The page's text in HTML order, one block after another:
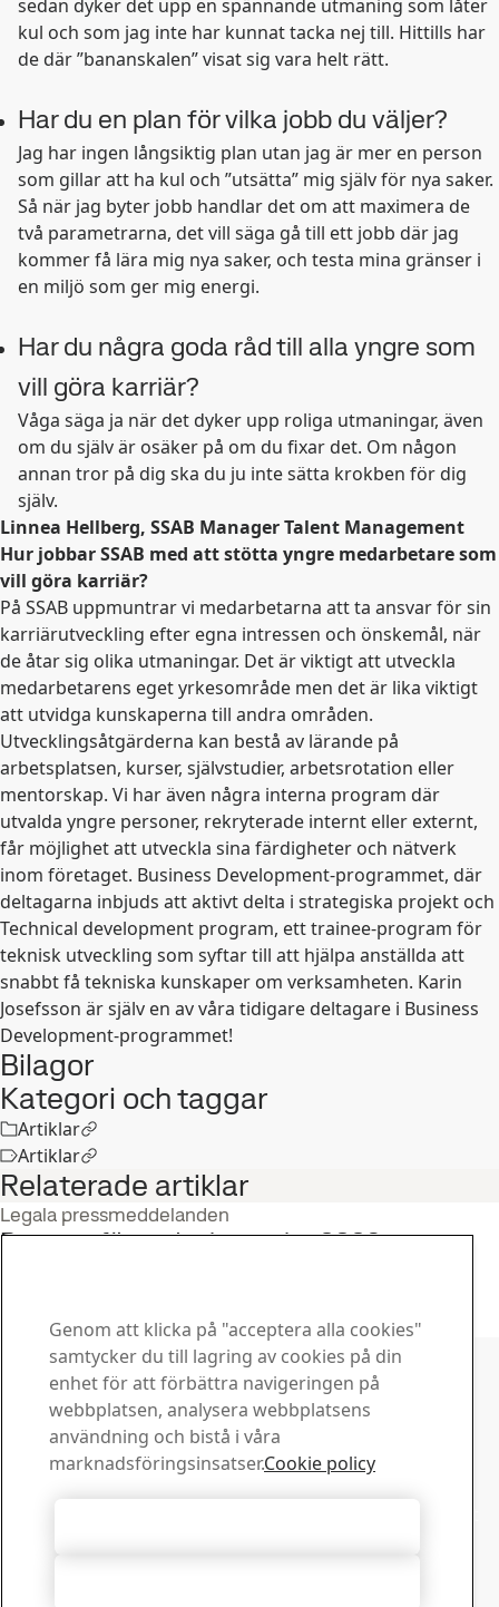
sedan dyker det upp en spännande utmaning som låter
kul och som jag inte har kunnat tacka nej till. Hittills har
de där ”bananskalen” visat sig vara helt rätt.
Har du en plan för vilka jobb du väljer?
Jag har ingen långsiktig plan utan jag är mer en person
som gillar att ha kul och ”utsätta” mig själv för nya saker.
Så när jag byter jobb handlar det om att maximera de
två parametrarna, det vill säga gå till ett jobb där jag
kommer få lära mig nya saker, och testa mina gränser i
en miljö som ger mig energi.
Har du några goda råd till alla yngre som
vill göra karriär?
Våga säga ja när det dyker upp roliga utmaningar, även
om du själv är osäker på om du fixar det. Om någon
annan tror på dig ska du ju inte sätta krokben för dig
själv.
Linnea Hellberg, SSAB Manager Talent Management
Hur jobbar SSAB med att stötta yngre medarbetare som
vill göra karriär?
På SSAB uppmuntrar vi medarbetarna att ta ansvar för sin
karriärutveckling efter egna intressen och önskemål, när
de åtar sig olika utmaningar. Det är viktigt att utveckla
medarbetarens eget yrkesområde men det är lika viktigt
att utvidga kunskaperna till andra områden.
Utvecklingsåtgärderna kan bestå av lärande på
arbetsplatsen, kurser, självstudier, arbetsrotation eller
mentorskap. Vi har även några interna program där
utvalda yngre personer, rekryterade internt eller externt,
får möjlighet att utveckla sina färdigheter och nätverk
inom företaget. Business Development-programmet, där
deltagarna inbjuds att aktivt delta i strategiska projekt och
Technical development program, ett trainee-program för
teknisk utveckling som syftar till att hjälpa anställda att
snabbt få tekniska kunskaper om verksamheten. Karin
Josefsson är själv en av våra tidigare deltagare i Business
Development-programmet!
Bilagor
Kategori och taggar
Artiklar
Artiklar
Relaterade artiklar
Legala pressmeddelanden
Rapport för andra kvartalet 2026
Kontakta SSAB
Kontakta oss
Hur kan vi hjälpa dig?
Visa kontakter
Downloadcenter
Genom att klicka på "acceptera alla cookies"
samtycker du till lagring av cookies på din
enhet för att förbättra navigeringen på
webbplatsen, analysera webbplatsens
användning och bistå i våra
marknadsföringsinsatser.Cookie policy